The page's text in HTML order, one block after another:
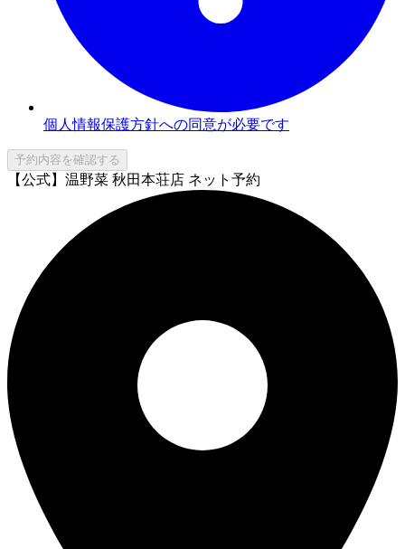
個人情報保護方針への同意が必要です
予約内容を確認する
【公式】温野菜 秋田本荘店 ネット予約